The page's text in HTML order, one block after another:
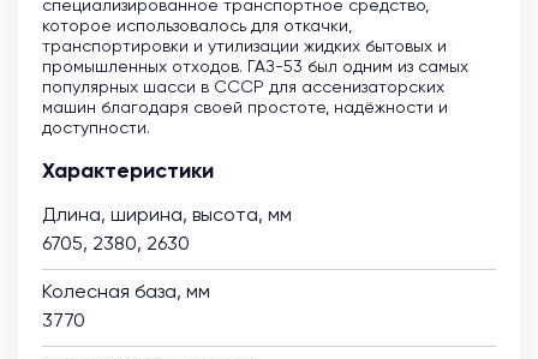
специализированное транспортное средство,
которое использовалось для откачки,
транспортировки и утилизации жидких бытовых и
промышленных отходов. ГАЗ-53 был одним из самых
популярных шасси в СССР для ассенизаторских
машин благодаря своей простоте, надёжности и
доступности.
Характеристики
Длина, ширина, высота, мм
6705, 2380, 2630
Колесная база, мм
3770